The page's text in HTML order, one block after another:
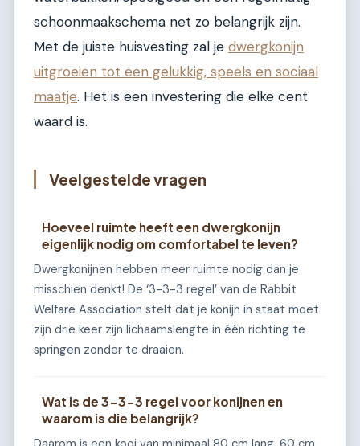
schoonmaakschema net zo belangrijk zijn.
Met de juiste huisvesting zal je dwergkonijn
uitgroeien tot een gelukkig, speels en sociaal
maatje. Het is een investering die elke cent
waard is.
Veelgestelde vragen
Hoeveel ruimte heeft een dwergkonijn
eigenlijk nodig om comfortabel te leven?
Dwergkonijnen hebben meer ruimte nodig dan je
misschien denkt! De ‘3-3-3 regel’ van de Rabbit
Welfare Association stelt dat je konijn in staat moet
zijn drie keer zijn lichaamslengte in één richting te
springen zonder te draaien.
Wat is de 3-3-3 regel voor konijnen en
waarom is die belangrijk?